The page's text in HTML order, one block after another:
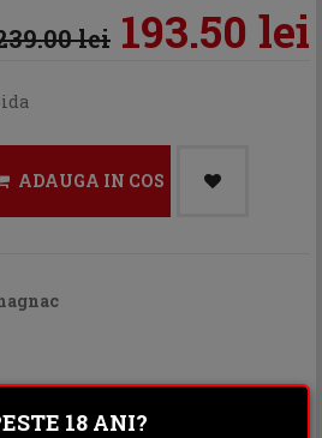
lei 193.50 lei
ADAUGA IN COS
18 ANI?